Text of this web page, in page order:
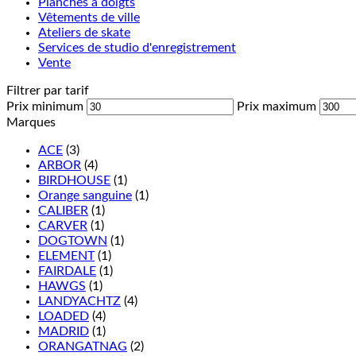
Vêtements de ville
Ateliers de skate
Services de studio d'enregistrement
Vente
Filtrer par tarif
Prix minimum
Prix maximum
Marques
ACE (3)
ARBOR (4)
BIRDHOUSE (1)
Orange sanguine (1)
CALIBER (1)
CARVER (1)
DOGTOWN (1)
ELEMENT (1)
FAIRDALE (1)
HAWGS (1)
LANDYACHTZ (4)
LOADED (4)
MADRID (1)
ORANGATNAG (2)